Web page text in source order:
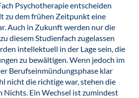
Psychotherapie entscheiden
zu dem frühen Zeitpunkt eine
Auch in Zukunft werden nur die
diesem Studienfach zugelassen
intellektuell in der Lage sein, die
zu bewältigen. Wenn jedoch im
Berufseinmündungsphase klar
nicht die richtige war, stehen die
Nichts. Ein Wechsel ist zumindest